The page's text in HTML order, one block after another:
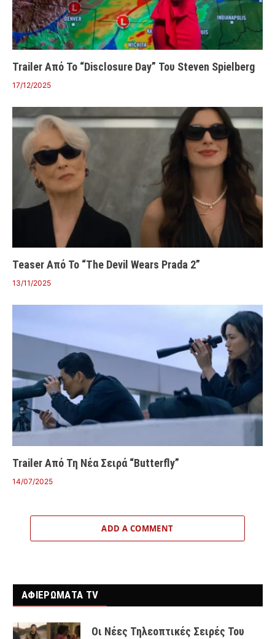
Trailer Από Το “Disclosure Day” Του Steven Spielberg
17/12/2025
Teaser Από Το “The Devil Wears Prada 2”
13/11/2025
Trailer Από Τη Νέα Σειρά “Butterfly”
14/07/2025
ADD A COMMENT
ΑΦΙΕΡΩΜΑΤΑ TV
Οι Νέες Τηλεοπτικές Σειρές Του